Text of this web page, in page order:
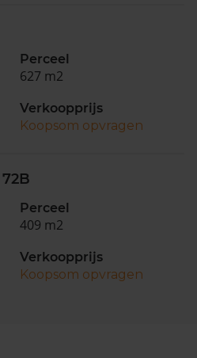
Perceel
627 m2
Verkoopprijs
Koopsom opvragen
Perceel
409 m2
Verkoopprijs
Koopsom opvragen